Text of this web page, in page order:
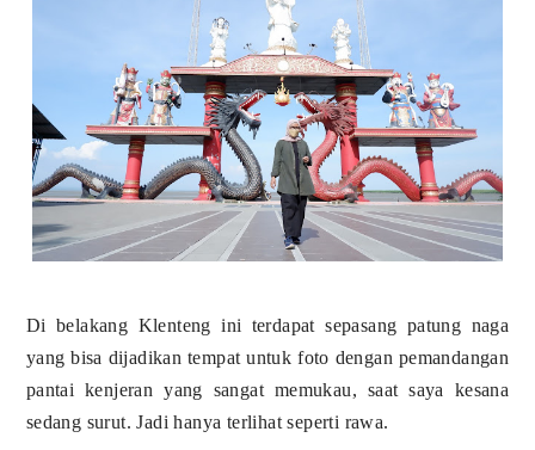
Di belakang Klenteng ini terdapat sepasang patung naga
yang bisa dijadikan tempat untuk foto dengan pemandangan
pantai kenjeran yang sangat memukau, saat saya kesana
sedang surut. Jadi hanya terlihat seperti rawa.